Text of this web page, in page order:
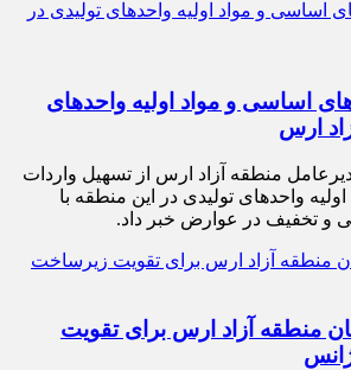
اساسی و مواد اولیه واحدهای
ارس
منطقه آزاد ارس از تسهیل واردات
واحدهای تولیدی در این منطقه با
و تخفیف در عوارض خبر داد.
منطقه آزاد ارس برای تقویت